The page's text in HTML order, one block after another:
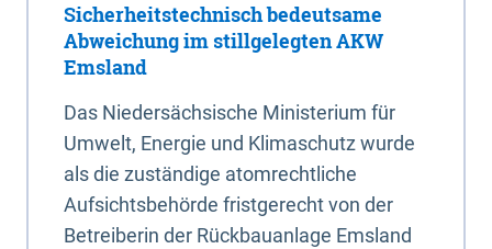
Sicherheitstechnisch bedeutsame
Abweichung im stillgelegten AKW
Emsland
Das Niedersächsische Ministerium für
Umwelt, Energie und Klimaschutz wurde
als die zuständige atomrechtliche
Aufsichtsbehörde fristgerecht von der
Betreiberin der Rückbauanlage Emsland